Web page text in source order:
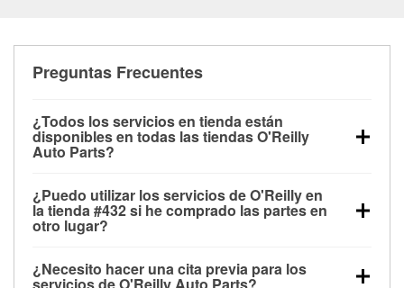
Preguntas Frecuentes
¿Todos los servicios en tienda están
disponibles en todas las tiendas O'Reilly
Auto Parts?
las pruebas de batería, pruebas de alternador y
motor de arranque, revisión de la luz “Check Engine”
con O'Reilly VeriScan® e instalación de
limpiaparabrisas o bombillas, están disponibles en
todas las tiendas O'Reilly Auto Parts. La tienda
¿Puedo utilizar los servicios de O'Reilly en
la tienda #432 si he comprado las partes en
otro lugar?
de O'Reilly Auto Parts que estén disponibles en la
¿Necesito hacer una cita previa para los